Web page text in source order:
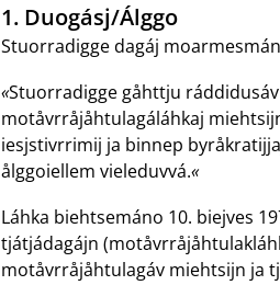
1. Duogásj/Álggo
Stuorradigge dagáj
«Stuorradigge gåhttju
motåvrråjåhtulagáláhkaj
iesjstivrrimij ja binnep
ålggoiellem vieleduvvá.«
Láhka biehtsemáno 10. biejves
tjátjádagájn
motåvrråjåhtulagáv miehtsijn ja